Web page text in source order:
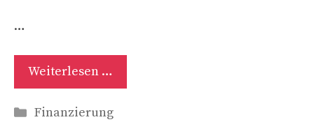
…
Weiterlesen …
Kategorien
Finanzierung